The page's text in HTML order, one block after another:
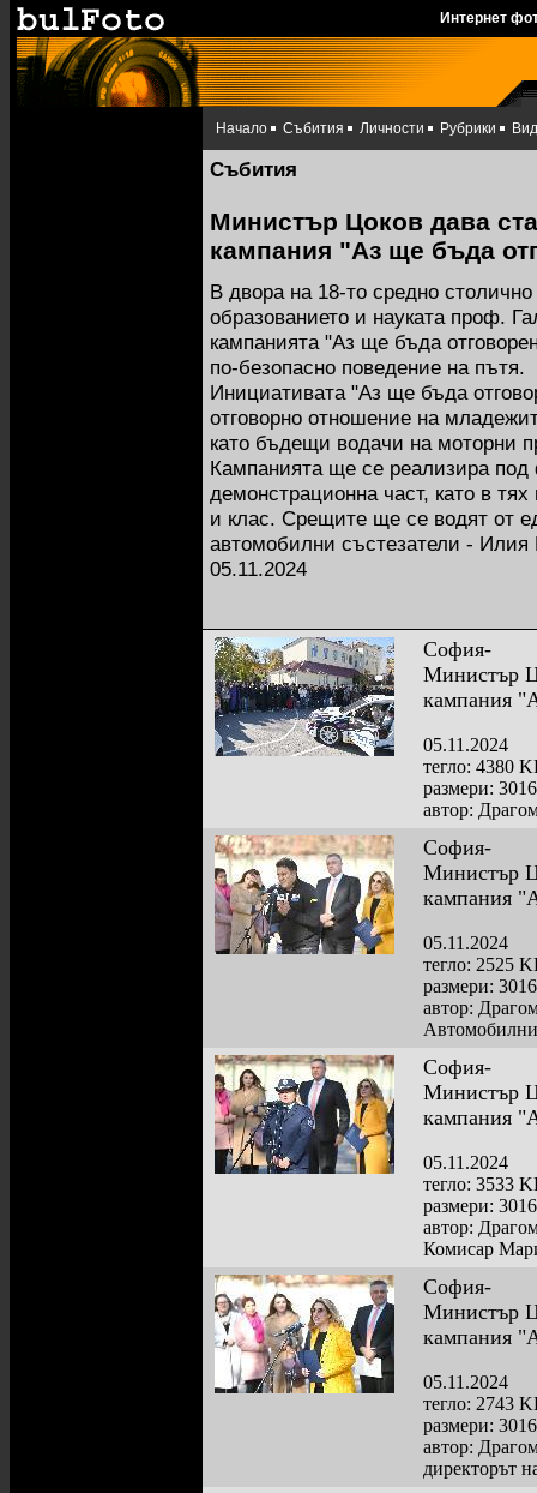
Интернет
Начало Събития Личности Рубрики
Събития
Министър Цоков дава
кампания "Аз ще бъда
В двора на 18-то средно
образованието и науката проф.
кампанията "Аз ще бъда
по-безопасно поведение на пътя.
Инициативата "Аз ще бъда
отговорно отношение на
като бъдещи водачи на моторни
Кампанията ще се реализира
демонстрационна част, като в
и клас. Срещите ще се водят от
автомобилни състезатели - Илия
05.11.2024
София-
Министър
кампания
05.11.2024
тегло: 4380
размери:
автор:
София-
Министър
кампания
05.11.2024
тегло: 2525
размери:
автор:
София-
Министър
кампания
05.11.2024
тегло: 3533
размери:
автор:
Комисар
София-
Министър
кампания
05.11.2024
тегло: 2743
размери:
автор:
директорът